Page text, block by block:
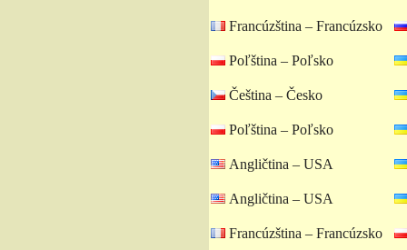
Francúzština – Francúzsko
Poľština – Poľsko
Čeština – Česko
Poľština – Poľsko
Angličtina – USA
Angličtina – USA
Francúzština – Francúzsko